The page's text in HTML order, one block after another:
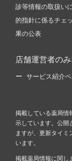
診等情報の取扱い
的指針に係るチェ
果の公表
店舗運営者のみ
サービス紹介
掲載している薬局情
示しています。公開
ますが、更新タイミ
います。
掲載薬局情報に関し